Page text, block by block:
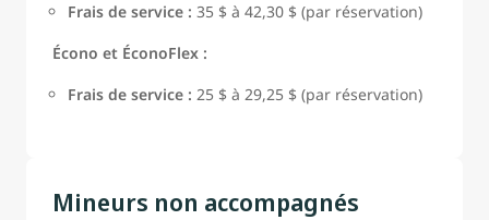
Frais de service : 35 $ à 42,30 $ (par réservation)
Écono et ÉconoFlex :
Frais de service : 25 $ à 29,25 $ (par réservation)
Mineurs non accompagnés